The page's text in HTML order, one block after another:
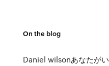
On the blog
Daniel wilsonあなたがい